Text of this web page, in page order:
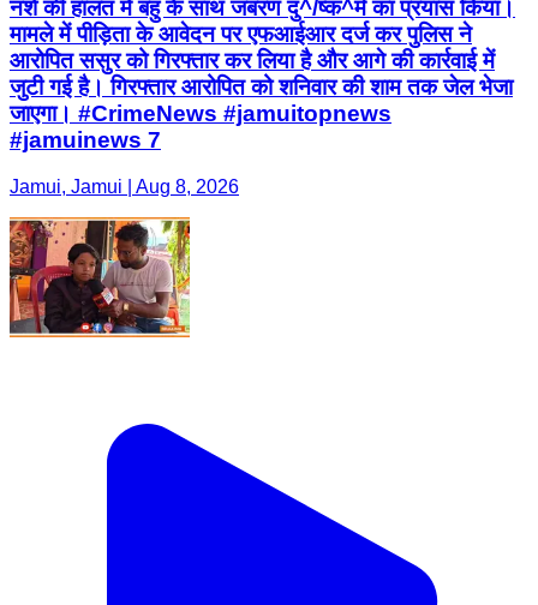
नशे की हालत में बहु के साथ जबरण दु^/ष्क^र्म का प्रयास किया।
मामले में पीड़िता के आवेदन पर एफआईआर दर्ज कर पुलिस ने
आरोपित ससुर को गिरफ्तार कर लिया है और आगे की कार्रवाई में
जुटी गई है। गिरफ्तार आरोपित को शनिवार की शाम तक जेल भेजा
जाएगा। #CrimeNews #jamuitopnews
#jamuinews 7
Jamui, Jamui | Aug 8, 2026